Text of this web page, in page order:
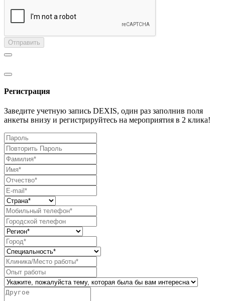
Отправить
Регистрация
Заведите учетную запись DEXIS, один раз заполнив поля
анкеты внизу и регистрируйтесь на мероприятия в 2 клика!